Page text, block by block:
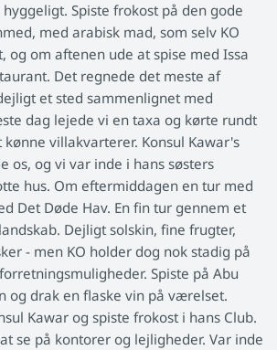
Spiste frokost på den gode
med arabisk mad, som selv KO
og om aftenen ude at spise med Issa
Det regnede det meste af
et sted sammenlignet med
dag lejede vi en taxa og kørte rundt
villakvarterer. Konsul Kawar's
os, og vi var inde i hans søsters
hus. Om eftermiddagen en tur med
Det Døde Hav. En fin tur gennem et
Dejligt solskin, fine frugter,
- men KO holder dog nok stadig på
Spiste på Abu
og drak en flaske vin på værelset.
Kawar og spiste frokost i hans Club.
se på kontorer og lejligheder. Var inde